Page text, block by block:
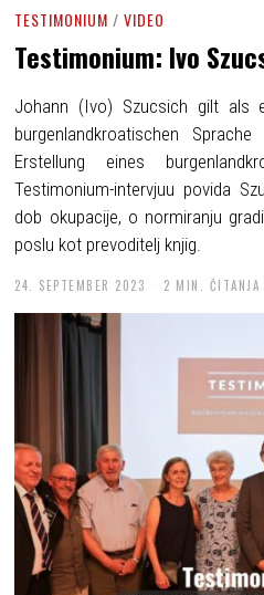
TESTIMONIUM / VIDEO
Testimonium: Ivo
Johann (Ivo) Szucsich gilt als
burgenlandkroatischen
Erstellung eines
Testimonium-intervjuu povida
dob okupacije, o normiranju
poslu kot prevoditelj knjig.
24. SEPTEMBER 2023 2 MIN. ČITANJA